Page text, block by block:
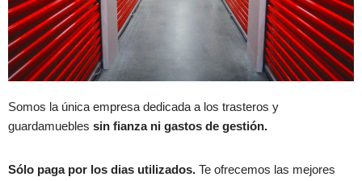
Somos la única empresa dedicada a los trasteros y
guardamuebles sin fianza ni gastos de gestión.
Sólo paga por los dias utilizados. Te ofrecemos las mejores